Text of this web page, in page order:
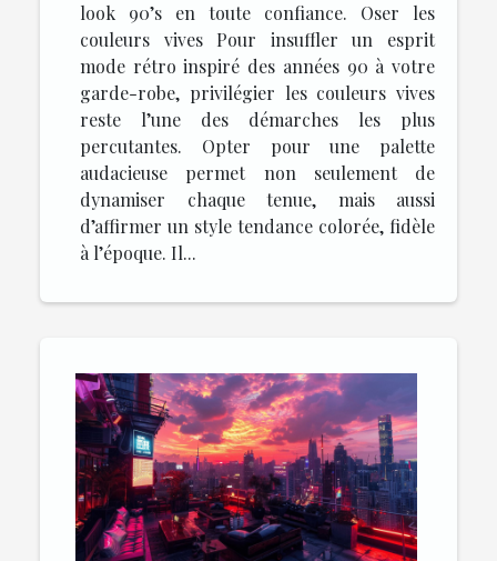
look 90’s en toute confiance. Oser les
couleurs vives Pour insuffler un esprit
mode rétro inspiré des années 90 à votre
garde-robe, privilégier les couleurs vives
reste l’une des démarches les plus
percutantes. Opter pour une palette
audacieuse permet non seulement de
dynamiser chaque tenue, mais aussi
d’affirmer un style tendance colorée, fidèle
à l’époque. Il...